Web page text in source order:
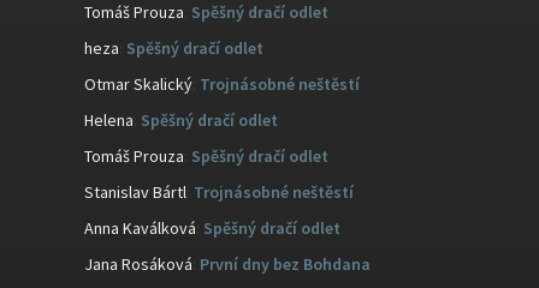
Tomáš Prouza Spěšný dračí odlet
heza Spěšný dračí odlet
Otmar Skalický Trojnásobné neštěstí
Helena Spěšný dračí odlet
Tomáš Prouza Spěšný dračí odlet
Stanislav Bártl Trojnásobné neštěstí
Anna Kaválková Spěšný dračí odlet
Jana Rosáková První dny bez Bohdana